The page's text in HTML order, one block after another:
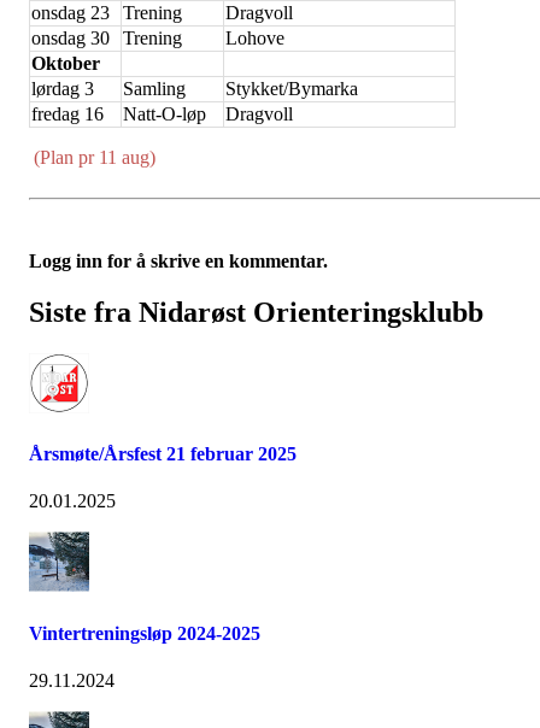
onsdag 23
Trening
Dragvoll
onsdag 30
Trening
Lohove
Oktober
lørdag 3
Samling
Stykket/Bymarka
fredag 16
Natt-O-løp Dragvoll
(Plan pr 11 aug)
Logg inn for å skrive en kommentar.
Siste fra Nidarøst Orienteringsklubb
Årsmøte/Årsfest 21 februar 2025
20.01.2025
Vintertreningsløp 2024-2025
29.11.2024